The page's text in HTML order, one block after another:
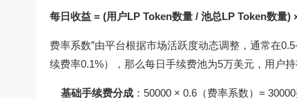
每日收益 = (用户LP Token数量 / 池总LP Token数量)
费率系数”由平台根据市场活跃度动态调整，通常在
续费率0.1%），那么每日手续费池为5万美元，用户
基础手续费分成 ：50000 × 0.6（费率系数）=